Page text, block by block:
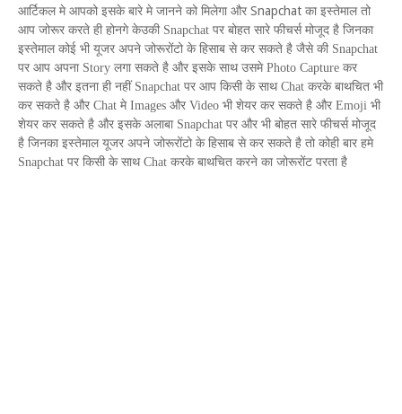
आर्टिकल मे आपको इसके बारे मे जानने को मिलेगा और Snapchat का इस्तेमाल तो
आप जोरूर करते ही होनगे केउकी Snapchat पर बोहत सारे फीचर्स मोजूद है जिनका
इस्तेमाल कोई भी यूजर अपने जोरूरोंटो के हिसाब से कर सकते है जैसे की Snapchat
पर आप अपना Story लगा सकते है और इसके साथ उसमे Photo Capture कर
सकते है और इतना ही नहीं Snapchat पर आप किसी के साथ Chat करके बाथचित भी
कर सकते है और Chat मेImages और Video भी शेयर कर सकते है और Emoji भी
शेयर कर सकते है और इसके अलाबा Snapchat पर और भी बोहत सारे फीचर्स मोजूद
है जिनका इस्तेमाल यूजर अपने जोरूरोंटो के हिसाब से कर सकते है तो कोही बार हमे
Snapchat पर किसी के साथ Chat करके बाथचित करने का जोरूरोंट परता है